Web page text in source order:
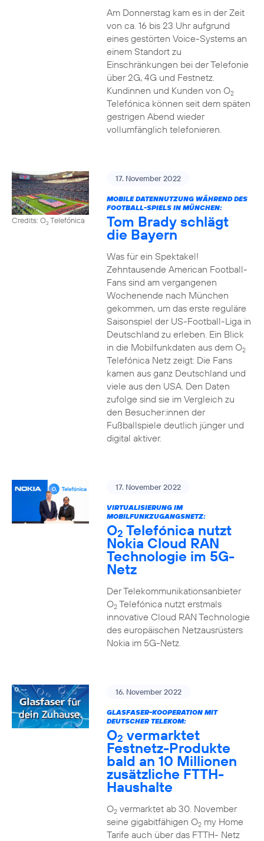
Am Donnerstag kam es in der Zeit
von ca. 16 bis 23 Uhr aufgrund
eines gestörten Voice-Systems an
einem Standort zu
Einschränkungen bei der Telefonie
über 2G, 4G und Festnetz.
Kundinnen und Kunden von O2
Telefónica können seit dem späten
gestrigen Abend wieder
vollumfänglich telefonieren.
Credits: O2Telefónica
17. November 2022
MOBILE DATENNUTZUNG WÄHREND DES
FOOTBALL-SPIELS IN MÜNCHEN:
Tom Brady schlägt
die Bayern
Was für ein Spektakel!
Zehntausende American Football-
Fans sind am vergangenen
Wochenende nach München
gekommen, um das erste reguläre
Saisonspiel der US-Football-Liga in
Deutschland zu erleben. Ein Blick
in die Mobilfunkdaten aus dem O2
Telefónica Netz zeigt: Die Fans
kamen aus ganz Deutschland und
viele aus den USA. Den Daten
zufolge sind sie im Vergleich zu
den Besucher:innen der
Fußballspiele deutlich jünger und
digital aktiver.
17. November 2022
VIRTUALISIERUNG IM
MOBILFUNKZUGANGSNETZ:
O2 Telefónica nutzt
Nokia Cloud RAN
Technologie im 5G-
Netz
Der Telekommunikationsanbieter
O2Telefónica nutzt erstmals
innovative Cloud RAN Technologie
des europäischen Netzausrüsters
Nokia im 5G-Netz.
16. November 2022
GLASFASER-KOOPERATION MIT
DEUTSCHER TELEKOM:
O2 vermarktet
Festnetz-Produkte
bald an 10 Millionen
zusätzliche FTTH-
Haushalte
O2vermarktet ab 30. November
seine gigabitfähigen O2my Home
Tarife auch über das FTTH- Netz